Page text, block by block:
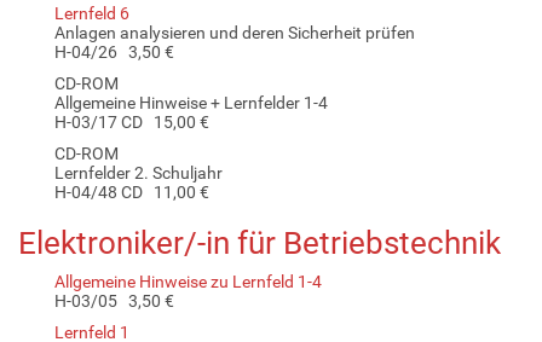
Lernfeld 6
Anlagen analysieren und deren Sicherheit prüfen
H-04/26 3,50 €
CD-ROM
Allgemeine Hinweise + Lernfelder 1-4
H-03/17 CD 15,00 €
CD-ROM
Lernfelder 2. Schuljahr
H-04/48 CD 11,00 €
Elektroniker/-in für Betriebstechnik
Allgemeine Hinweise zu Lernfeld 1-4
H-03/05 3,50 €
Lernfeld 1